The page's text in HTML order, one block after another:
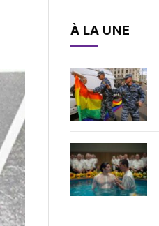
À LA UNE